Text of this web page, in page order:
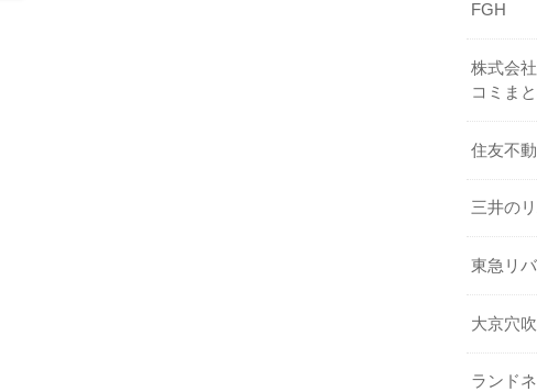
FGH
株式会
コミま
住友不
三井の
東急リ
大京穴
ランド